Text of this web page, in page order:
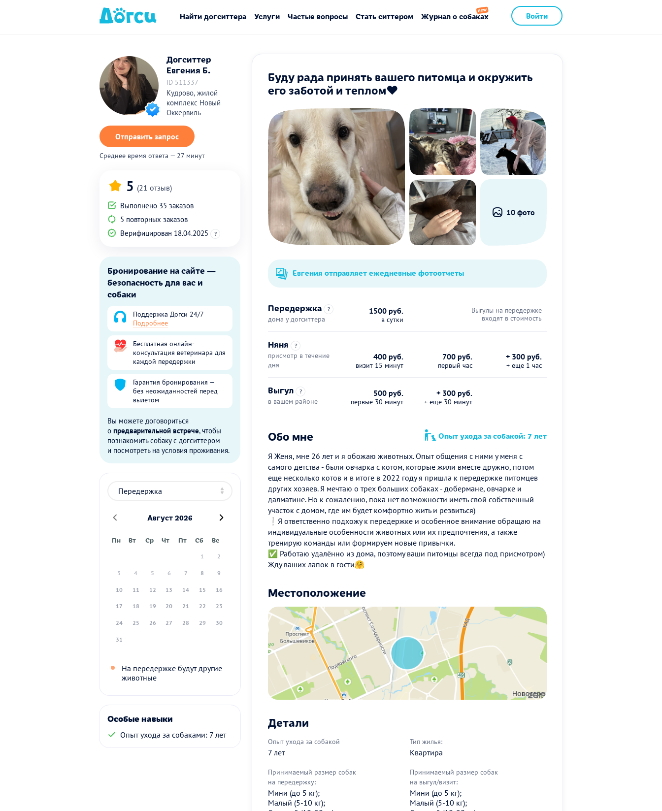
Войти
Найти догситтера Услуги Частые вопросы Стать ситтером Журнал о собаках
Догситтер
Евгения Б.
ID 511337
Кудрово, жилой
комплекс Новый
Оккервиль
Отправить запрос
Среднее время ответа — 27 минут
5 (21 отзыв)
Выполнено 35 заказов
5 повторных заказов
Верифицирован 18.04.2025
?
Бронирование на сайте —
безопасность для вас и
собаки
Поддержка Догси 24/7
Подробнее
Бесплатная онлайн-
консультация ветеринара для
каждой передержки
Гарантия бронирования —
без неожиданностей перед
вылетом
Вы можете договориться
о предварительной встрече, чтобы
познакомить собаку с догситтером
и посмотреть на условия проживания.
Август 2026
Пн Вт Ср Чт Пт Сб Вс
1 2
3 4 5 6 7 8 9
10 11 12 13 14 15 16
17 18 19 20 21 22 23
24 25 26 27 28 29 30
31
На передержке будут другие
животные
Особые навыки
Опыт ухода за собаками: 7 лет
Буду рада принять вашего питомца и окружить
его заботой и теплом❤️
10 фото
Евгения отправляет ежедневные фотоотчеты
Передержка ?
дома у догситтера
1500 руб.
в сутки
Выгулы на передержке
входят в стоимость
Няня ?
присмотр в течение
дня
400 руб.
визит 15 минут
700 руб.
первый час
+ 300 руб.
+ еще 1 час
Выгул ?
в вашем районе
500 руб.
первые 30 минут
+ 300 руб.
+ еще 30 минут
Обо мне Опыт ухода за собакой: 7 лет
Я Женя, мне 26 лет и я обожаю животных. Опыт общения с ними у меня с
самого детства - были овчарка с котом, которые жили вместе дружно, потом
еще несколько котов и в итоге в 2022 году я пришла к передержке питомцев
других хозяев. Я мечтаю о трех больших собаках - добермане, овчарке и
далматине. Но к сожалению, пока нет возможности иметь свой собственный
участок с домом, где им будет комфортно жить и резвиться)
❕Я ответственно подхожу к передержке и особенное внимание обращаю на
индивидуальные особенности животных или их предпочтения, а также
тренирую команды или формируем новые привычки.
✅ Работаю удалённо из дома, поэтому ваши питомцы всегда под присмотром)
Жду ваших лапок в гости🤗
Местоположение
Детали
Опыт ухода за собакой
7 лет
Тип жилья:
Квартира
Принимаемый размер собак
на передержку:
Мини (до 5 кг);
Малый (5-10 кг);
Принимаемый размер собак
на выгул/визит:
Мини (до 5 кг);
Малый (5-10 кг);